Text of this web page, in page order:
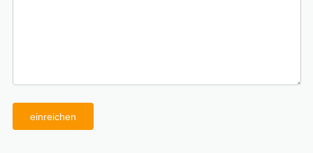
einreichen